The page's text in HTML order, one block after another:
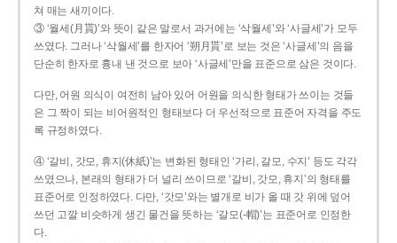
쳐 매는 새끼이다.
③ ‘월세(月貰)’와 뜻이 같은 말로서 과거에는 ‘삭월세’와 ‘사글세’가 모두
쓰였다. 그러나 ‘삭월세’를 한자어 ‘朔月貰’로 보는 것은 ‘사글세’의 음을
단순히 한자로 흉내 낸 것으로 보아 ‘사글세’만을 표준으로 삼은 것이다.
다만, 어원 의식이 여전히 남아 있어 어원을 의식한 형태가 쓰이는 것들
은 그 짝이 되는 비어원적인 형태보다 더 우선적으로 표준어 자격을 주도
록 규정하였다.
④ ‘갈비, 갓모, 휴지(休紙)’는 변화된 형태인 ‘가리, 갈모, 수지’ 등도 각각
쓰였으나, 본래의 형태가 더 널리 쓰이므로 ‘갈비, 갓모, 휴지’의 형태를
표준어로 인정하였다. 다만, ‘갓모’와는 별개로 비가 올 때 갓 위에 덮어
쓰던 고깔 비슷하게 생긴 물건을 뜻하는 ‘갈모(-帽)’는 표준어로 인정한
다.